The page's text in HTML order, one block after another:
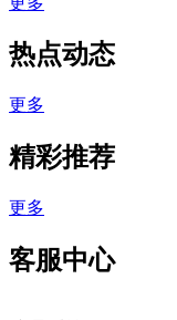
热点动态
更多
精彩推荐
更多
客服中心